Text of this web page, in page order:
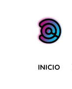
INICIO